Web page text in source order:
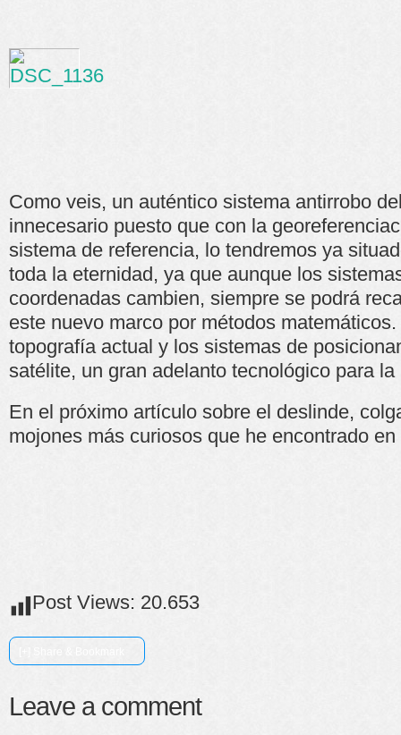
Como veis, un auténtico sistema antirrobo
innecesario puesto que con la
sistema de referencia, lo tendremos ya
toda la eternidad, ya que aunque los
coordenadas cambien, siempre se podrá
este nuevo marco por métodos
topografía actual y los sistemas de
satélite, un gran adelanto tecnológico para la
En el próximo artículo sobre el deslinde,
mojones más curiosos que he encontrado
Post Views: 20.653
Leave a comment